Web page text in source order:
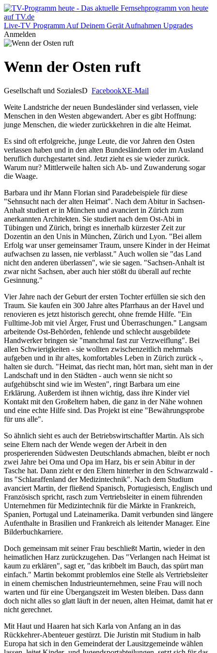
Live-TV Programm Auf Deinem Gerät Aufnahmen Upgrades
Anmelden
Wenn der Osten ruft
Gesellschaft und SozialesD FacebookXE-Mail
Weite Landstriche der neuen Bundesländer sind verlassen, viele
Menschen in den Westen abgewandert. Aber es gibt Hoffnung:
junge Menschen, die wieder zurückkehren in die alte Heimat.
Es sind oft erfolgreiche, junge Leute, die vor Jahren den Osten
verlassen haben und in den alten Bundesländern oder im Ausland
beruflich durchgestartet sind. Jetzt zieht es sie wieder zurück.
Warum nur? Mittlerweile halten sich Ab- und Zuwanderung sogar
die Waage.
Barbara und ihr Mann Florian sind Paradebeispiele für diese
"Sehnsucht nach der alten Heimat". Nach dem Abitur in Sachsen-
Anhalt studiert er in München und avanciert in Zürich zum
anerkannten Architekten. Sie studiert nach dem Ost-Abi in
Tübingen und Zürich, bringt es innerhalb kürzester Zeit zur
Dozentin an den Unis in München, Zürich und Lyon. "Bei allem
Erfolg war unser gemeinsamer Traum, unsere Kinder in der Heimat
aufwachsen zu lassen, nie verblasst." Auch wollen sie "das Land
nicht den anderen überlassen", wie sie sagen. "Sachsen-Anhalt ist
zwar nicht Sachsen, aber auch hier stößt du überall auf rechte
Gesinnung."
Vier Jahre nach der Geburt der ersten Tochter erfüllen sie sich den
Traum. Sie kaufen ein 300 Jahre altes Pfarrhaus an der Havel und
renovieren es jetzt historisch gerecht, ohne fremde Hilfe. "Ein
Fulltime-Job mit viel Ärger, Frust und Überraschungen." Langsam
arbeitende Ost-Behörden, fehlende und schlecht ausgebildete
Handwerker bringen sie "manchmal fast zur Verzweiflung". Bei
allen Schwierigkeiten - sie wollten zwischenzeitlich mehrmals
aufgeben und in ihr altes, komfortables Leben in Zürich zurück -,
halten sie durch. "Heimat, das riecht man, hört man, sieht man in der
Landschaft und in den Städten - auch wenn sie nicht so
aufgehübscht sind wie im Westen", ringt Barbara um eine
Erklärung. Außerdem ist ihnen wichtig, dass ihre Kinder viel
Kontakt mit den Großeltern haben, die ganz in der Nähe wohnen
und eine echte Hilfe sind. Das Projekt ist eine "Bewährungsprobe
für uns alle".
So ähnlich sieht es auch der Betriebswirtschaftler Martin. Als sich
seine Eltern nach der Wende wegen der Arbeit in den
prosperierenden Südwesten Deutschlands abmachen, bleibt er noch
zwei Jahre bei Oma und Opa im Harz, bis er sein Abitur in der
Tasche hat. Dann zieht er den Eltern hinterher in den Schwarzwald -
ins "Schlaraffenland der Medizintechnik". Nach dem Studium
avanciert Martin, der fließend Spanisch, Portugiesisch, Englisch und
Französisch spricht, rasch zum Vertriebsleiter in einem führenden
Unternehmen für Medizintechnik für die Märkte in Frankreich,
Spanien, Portugal und Lateinamerika. Damit verbunden sind längere
Aufenthalte in Brasilien und Frankreich als leitender Manager. Eine
Bilderbuchkarriere.
Doch gemeinsam mit seiner Frau beschließt Martin, wieder in den
heimatlichen Harz zurückzugehen. Das "Verlangen nach Heimat ist
kaum zu erklären", sagt er, "das kribbelt im Bauch, das spürt man
einfach." Martin bekommt problemlos eine Stelle als Vertriebsleiter
in einem chemischen Industrieunternehmen, seine Frau will noch
warten und für eine Übergangszeit im Westen bleiben. Dass dann
doch nicht alles so glatt läuft in der neuen, alten Heimat, damit hat er
nicht gerechnet.
Mit Haut und Haaren hat sich Karla von Anfang an in das
Rückkehrer-Abenteuer gestürzt. Die Juristin mit Studium in halb
Europa hat sich in den Gemeinderat der Lausitzgemeinde wählen